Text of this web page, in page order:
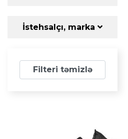
İstehsalçı, marka
Filteri təmizlə